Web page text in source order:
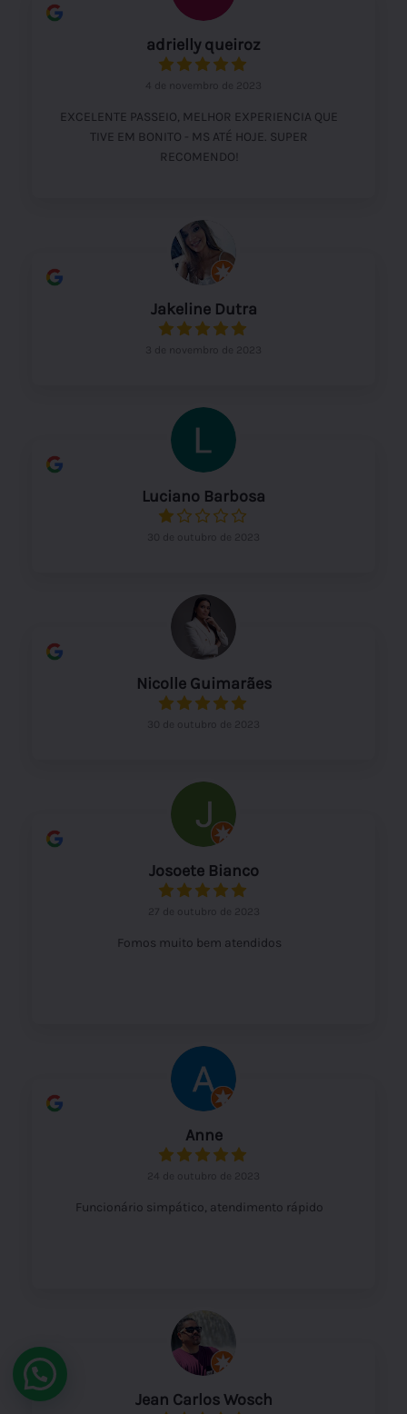
adrielly queiroz
4 de novembro de 2023
EXCELENTE PASSEIO, MELHOR EXPERIENCIA QUE
TIVE EM BONITO - MS ATÉ HOJE. SUPER
RECOMENDO!
Jakeline Dutra
3 de novembro de 2023
Luciano Barbosa
30 de outubro de 2023
Nicolle Guimarães
30 de outubro de 2023
Josoete Bianco
27 de outubro de 2023
Fomos muito bem atendidos
Anne
24 de outubro de 2023
Funcionário simpático, atendimento rápido
Jean Carlos Wosch